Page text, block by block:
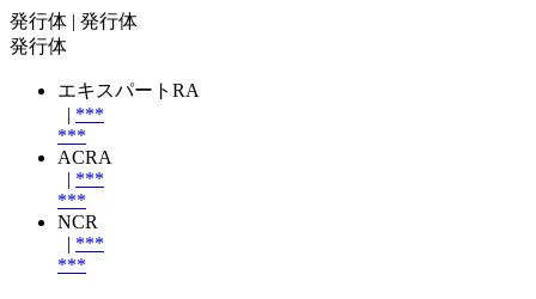
発行体 | 発行体
発行体
エキスパートRA
| ***
***
ACRA
| ***
***
NCR
| ***
***